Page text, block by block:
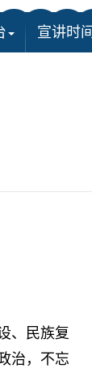
宣讲时间
、民族复
治，不忘